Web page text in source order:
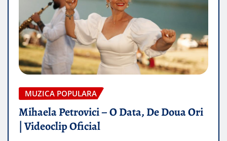
MUZICA POPULARA
Mihaela Petrovici – O Data, De Doua Ori
| Videoclip Oficial